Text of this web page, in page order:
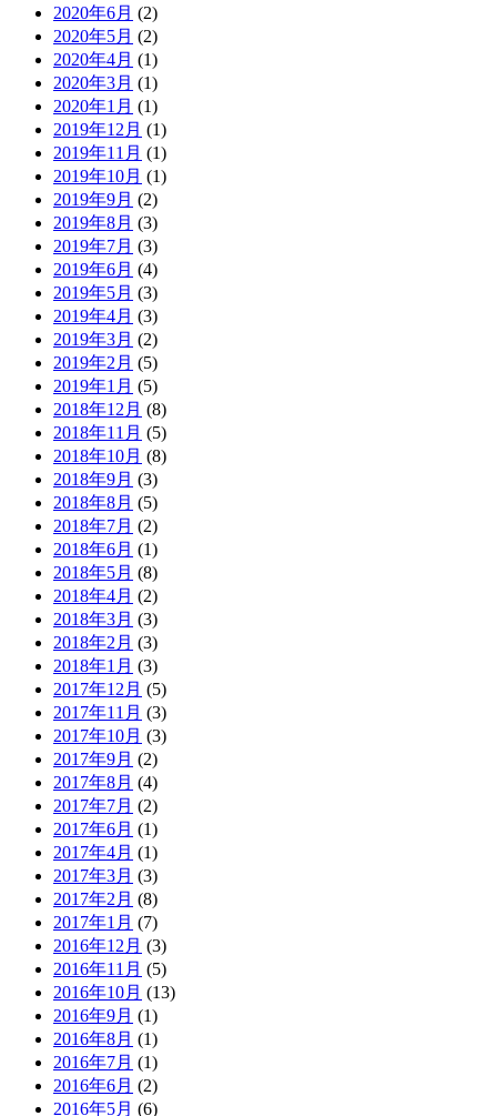
2020年6月 (2)
2020年5月 (2)
2020年4月 (1)
2020年3月 (1)
2020年1月 (1)
2019年12月 (1)
2019年11月 (1)
2019年10月 (1)
2019年9月 (2)
2019年8月 (3)
2019年7月 (3)
2019年6月 (4)
2019年5月 (3)
2019年4月 (3)
2019年3月 (2)
2019年2月 (5)
2019年1月 (5)
2018年12月 (8)
2018年11月 (5)
2018年10月 (8)
2018年9月 (3)
2018年8月 (5)
2018年7月 (2)
2018年6月 (1)
2018年5月 (8)
2018年4月 (2)
2018年3月 (3)
2018年2月 (3)
2018年1月 (3)
2017年12月 (5)
2017年11月 (3)
2017年10月 (3)
2017年9月 (2)
2017年8月 (4)
2017年7月 (2)
2017年6月 (1)
2017年4月 (1)
2017年3月 (3)
2017年2月 (8)
2017年1月 (7)
2016年12月 (3)
2016年11月 (5)
2016年10月 (13)
2016年9月 (1)
2016年8月 (1)
2016年7月 (1)
2016年6月 (2)
2016年5月 (6)